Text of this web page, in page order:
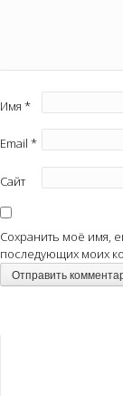
Имя *
Email *
Сайт
Сохранить моё имя,
последующих моих